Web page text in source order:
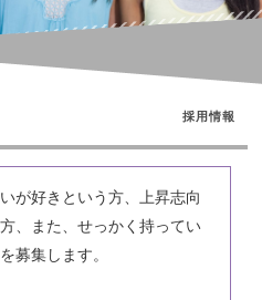
採用情報
が好きという方、上昇志向
、 また、せっかく持ってい
募集します。